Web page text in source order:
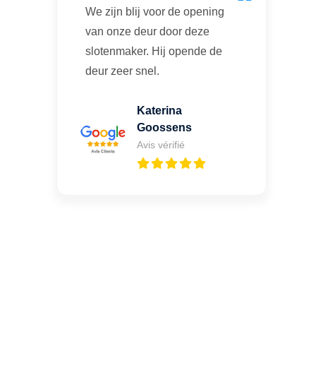
We zijn blij voor de opening
van onze deur door deze
slotenmaker. Hij opende de
deur zeer snel.
Katerina
Goossens
Avis vérifié